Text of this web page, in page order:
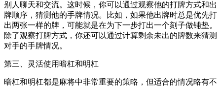
别人聊天和交流。这时候，你可以通过观察他的打牌方式和出
牌顺序，猜测他的手牌情况。比如，如果他出牌时总是优先打
出两张一样的牌，可能就是在为下一步打出一个刻子做铺垫。
除了观察打牌方式，你还可以通过计算剩余未出的牌数来猜测
对手的手牌情况。
第三、灵活使用暗杠和明杠
暗杠和明杠都是麻将中非常重要的策略，但适合的情况略有不